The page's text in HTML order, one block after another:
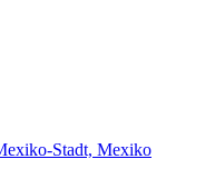
Stadt, Mexiko